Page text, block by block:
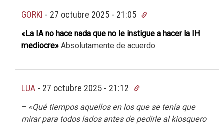
GORKI - 27 octubre 2025 - 21:05
«La IA no hace nada que no le instigue a hacer la IH
mediocre» Absolutamente de acuerdo
LUA - 27 octubre 2025 - 21:12
– «Qué tiempos aquellos en los que se tenía que
mirar para todos lados antes de pedirle al kiosquero